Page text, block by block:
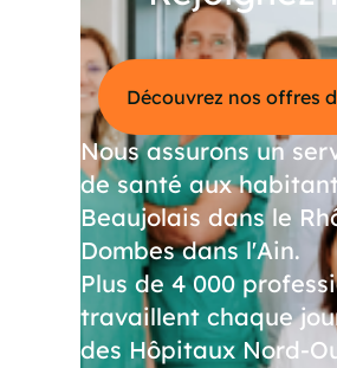
Découvrez nos offres
Nous assurons un
de santé aux
Beaujolais dans le
Dombes dans l'Ain.
Plus de 4 000
travaillent chaque
des Hôpitaux Nord-